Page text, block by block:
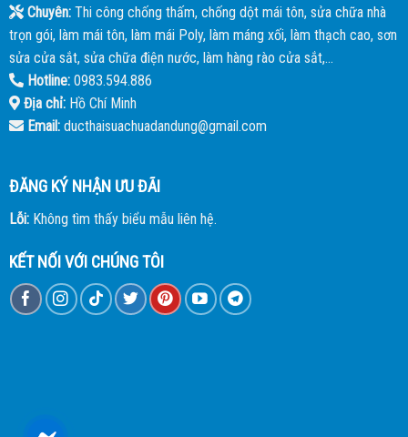
Chuyên:Thi công chống thấm, chống dột mái tôn, sửa chữa nhà
trọn gói, làm mái tôn, làm mái Poly, làm máng xối, làm thạch cao, sơn
sửa cửa sắt, sửa chữa điện nước, làm hàng rào cửa sắt,...
Hotline:0983.594.886
Địa chỉ:Hồ Chí Minh
Email:ducthaisuachuadandung@gmail.com
ĐĂNG KÝ NHẬN ƯU ĐÃI
Lỗi:Không tìm thấy biểu mẫu liên hệ.
KẾT NỐI VỚI CHÚNG TÔI